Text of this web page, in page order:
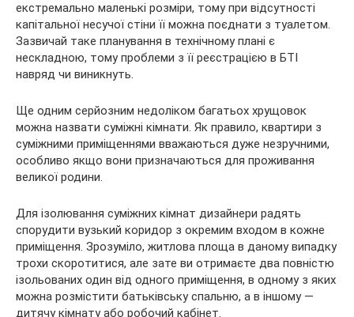
екстремально маленькі розміри, тому при відсутності
капітальної несучої стіни її можна поєднати з туалетом.
Зазвичай таке планування в технічному плані є
нескладною, тому проблеми з її реєстрацією в БТІ
навряд чи виникнуть.
Ще одним серйозним недоліком багатьох хрущовок
можна назвати суміжні кімнати. Як правило, квартири з
суміжними приміщеннями вважаються дуже незручними,
особливо якщо вони призначаються для проживання
великої родини.
Для ізолювання суміжних кімнат дизайнери радять
спорудити вузький коридор з окремим входом в кожне
приміщення. Зрозуміло, житлова площа в даному випадку
трохи скоротитися, але зате ви отримаєте два повністю
ізольованих один від одного приміщення, в одному з яких
можна розмістити батьківську спальню, а в іншому —
дитячу кімнату або робочий кабінет.